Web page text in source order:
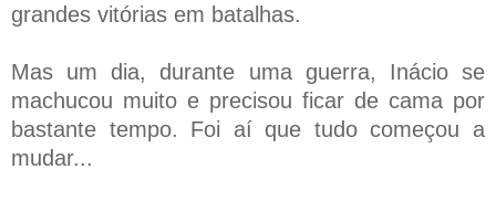
grandes vitórias em batalhas.
Mas um dia, durante uma guerra, Inácio se
machucou muito e precisou ficar de cama por
bastante tempo. Foi aí que tudo começou a
mudar...